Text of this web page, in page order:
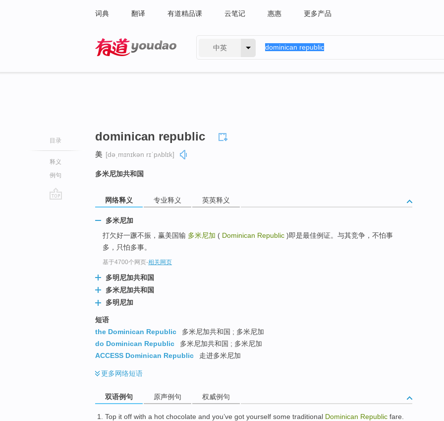
词典 翻译 有道精品课 云笔记 惠惠 更多产品
中英
目录
释义
例句
dominican republic
美 [dəˌmɪnɪkən rɪˈpʌblɪk]
多米尼加共和国
网络释义 专业释义 英英释义
多米尼加
打欠好一蹶不振，赢美国输 多米尼加 ( Dominican Republic )即是最佳例证。与其竞争，不怕事
多，只怕多事。
基于4700个网页-相关网页
多明尼加共和国
多米尼加共和国
多明尼加
短语
the Dominican Republic
多米尼加共和国 ; 多米尼加
do Dominican Republic
多米尼加共和国 ; 多米尼加
ACCESS Dominican Republic
走进多米尼加
更多网络短语
双语例句 原声例句 权威例句
Top it off with a hot chocolate and you’ve got yourself some traditional Dominican Republic fare.